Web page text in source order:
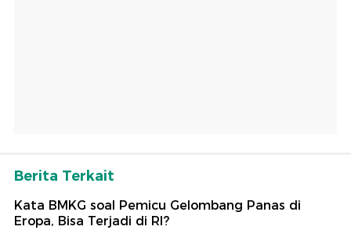
Berita Terkait
Kata BMKG soal Pemicu Gelombang Panas di
Eropa, Bisa Terjadi di RI?